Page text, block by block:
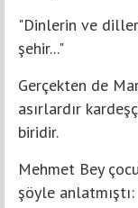
"Dinlerin ve
şehir..."
Gerçekten de
asırlardır
biridir.
Mehmet Bey
şöyle anlatmıştı: